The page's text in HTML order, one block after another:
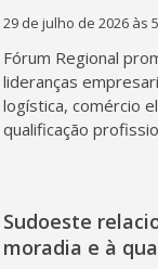
29 de julho de 2026 às
Fórum Regional
lideranças
logística, comércio
qualificação
Sudoeste
moradia e à